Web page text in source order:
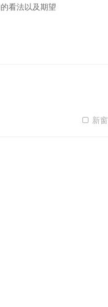
看法以及期望
新窗